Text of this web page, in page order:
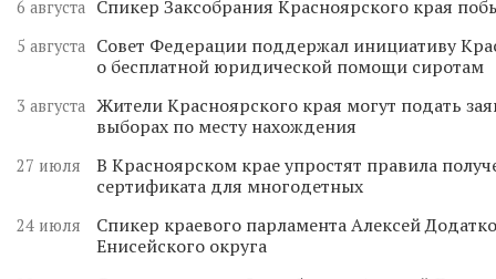
6 августа Спикер Заксобрания Красноярского края
5 августа
Совет Федерации поддержал инициативу
о бесплатной юридической помощи сиротам
3 августа Жители Красноярского края могут подать
выборах по месту нахождения
27 июля
В Красноярском крае упростят правила
сертификата для многодетных
24 июля
Спикер краевого парламента Алексей
Енисейского округа